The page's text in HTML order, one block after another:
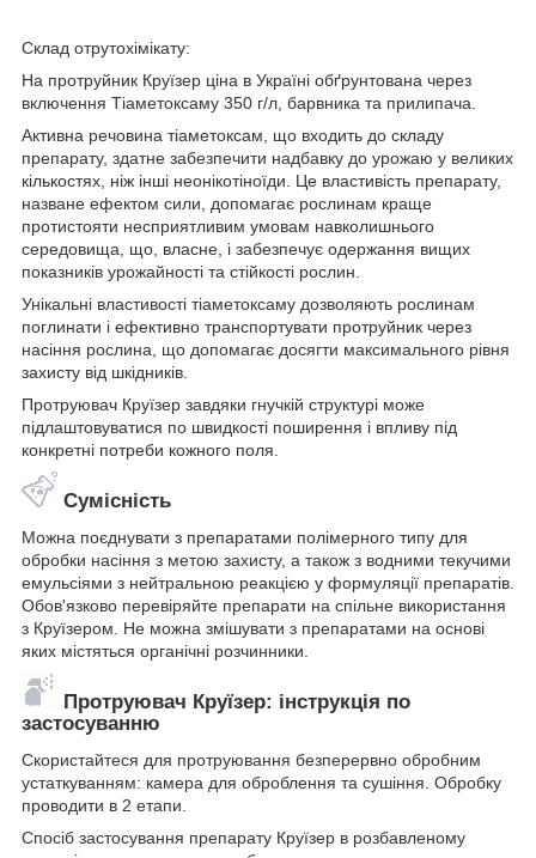
Склад отрутохімікату:
На протруйник Круїзер ціна в Україні обґрунтована через
включення Тіаметоксаму 350 г/л, барвника та прилипача.
Активна речовина тіаметоксам, що входить до складу
препарату, здатне забезпечити надбавку до урожаю у великих
кількостях, ніж інші неонікотіноїди. Це властивість препарату,
назване ефектом сили, допомагає рослинам краще
протистояти несприятливим умовам навколишнього
середовища, що, власне, і забезпечує одержання вищих
показників урожайності та стійкості рослин.
Унікальні властивості тіаметоксаму дозволяють рослинам
поглинати і ефективно транспортувати протруйник через
насіння рослина, що допомагає досягти максимального рівня
захисту від шкідників.
Протруювач Круїзер завдяки гнучкій структурі може
підлаштовуватися по швидкості поширення і впливу під
конкретні потреби кожного поля.
Сумісність
Можна поєднувати з препаратами полімерного типу для
обробки насіння з метою захисту, а також з водними текучими
емульсіями з нейтральною реакцією у формуляції препаратів.
Обов'язково перевіряйте препарати на спільне використання
з Круїзером. Не можна змішувати з препаратами на основі
яких містяться органічні розчинники.
Протруювач Круїзер: інструкція по
застосуванню
Скористайтеся для протруювання безперервно обробним
устаткуванням: камера для оброблення та сушіння. Обробку
проводити в 2 етапи.
Спосіб застосування препарату Круїзер в розбавленому